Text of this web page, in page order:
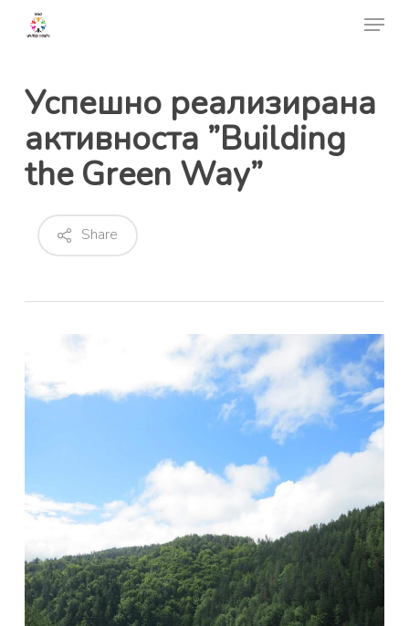
content
Menu
Успешно реализирана
активноста ”Building
the Green Way”
Share